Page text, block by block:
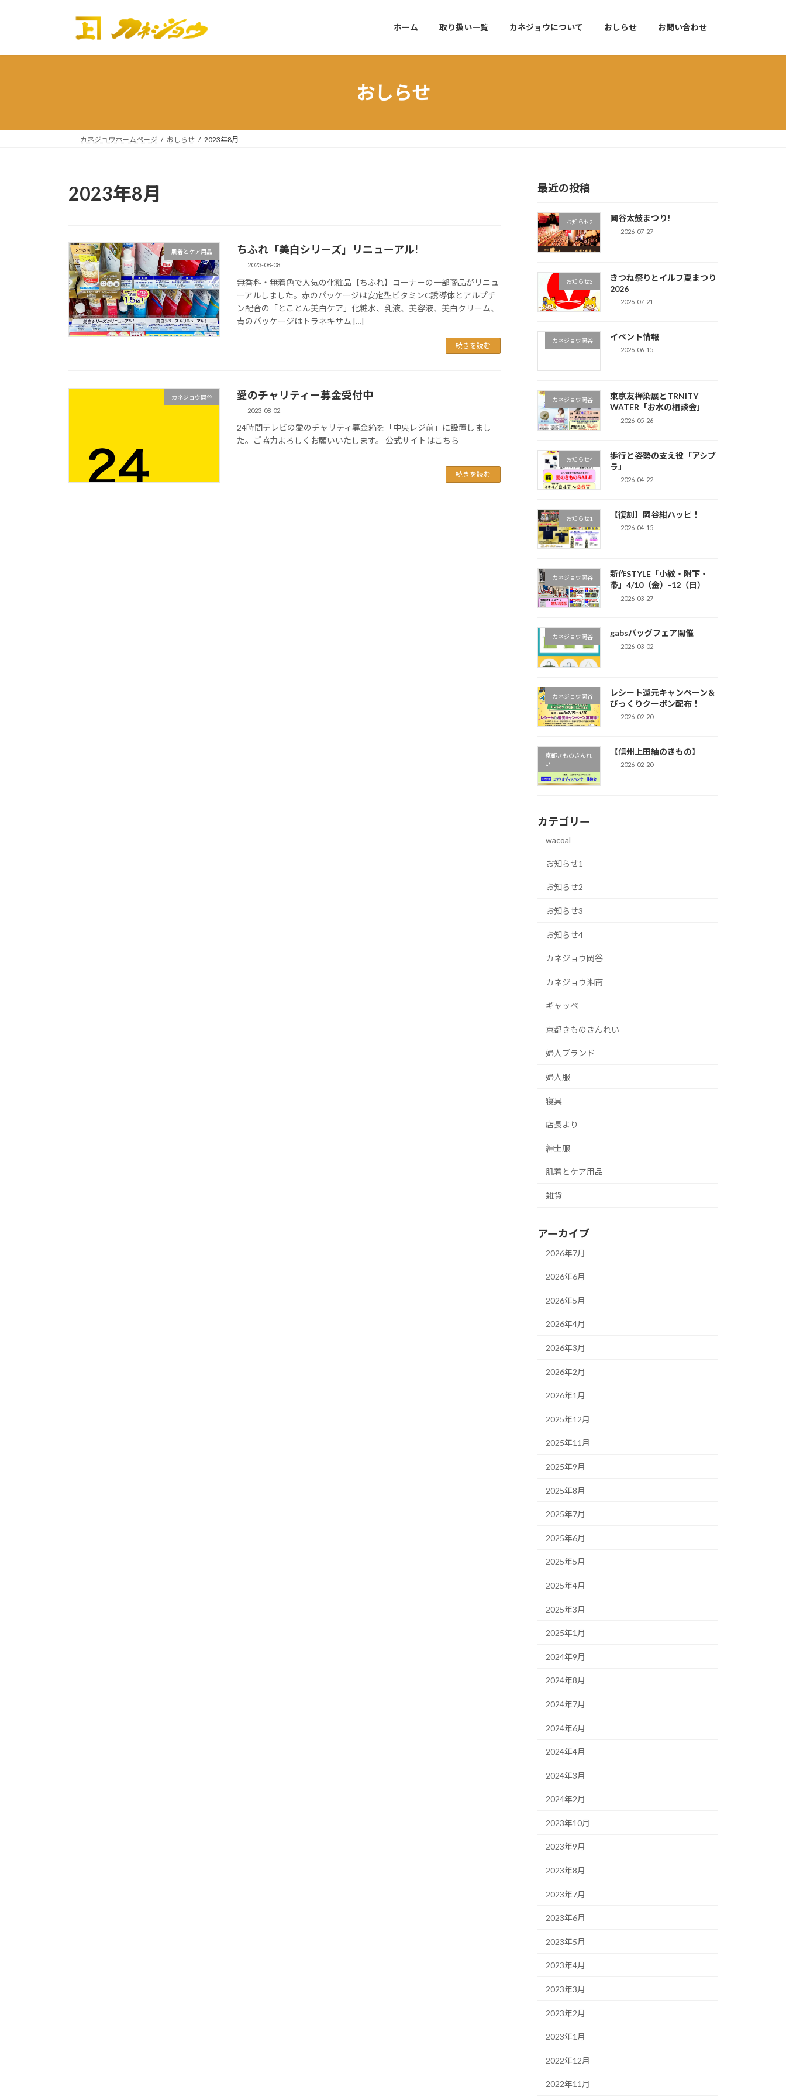
プ
動
ホーム 取り扱い一覧 カネジョウについて おしらせ お問い合わせ
おしらせ
カネジョウホームページ おしらせ 2023年8月
2023年8月
肌着とケア用品 ちふれ「美白シリーズ」リニューアル!
2023-08-08
無香料・無着色で人気の化粧品【ちふれ】コーナーの一部商品がリニュ
ーアルしました。赤のパッケージは安定型ビタミンC誘導体とアルプチ
ン配合の「とことん美白ケア」化粧水、乳液、美容液、美白クリーム、
青のパッケージはトラネキサム […]
続きを読む
カネジョウ岡谷 愛のチャリティー募金受付中
2023-08-02
24時間テレビの愛のチャリティ募金箱を「中央レジ前」に設置しまし
た。ご協力よろしくお願いいたします。 公式サイトはこちら
続きを読む
最近の投稿
お知らせ2 岡谷太鼓まつり!
2026-07-27
お知らせ3
きつね祭りとイルフ夏まつり
2026
2026-07-21
カネジョウ岡谷 イベント情報
2026-06-15
カネジョウ岡谷
東京友禅染展とTRNITY
WATER「お水の相談会」
2026-05-26
お知らせ4
歩行と姿勢の支え役「アシブ
ラ」
2026-04-22
お知らせ1 【復刻】岡谷紺ハッピ！
2026-04-15
カネジョウ岡谷
新作STYLE「小紋・附下・
帯」4/10（金）-12（日）
2026-03-27
カネジョウ岡谷 gabsバッグフェア開催
2026-03-02
カネジョウ岡谷
レシート還元キャンペーン＆
びっくりクーポン配布！
2026-02-20
京都きものきんれ
い
【信州上田紬のきもの】
2026-02-20
カテゴリー
wacoal
お知らせ1
お知らせ2
お知らせ3
お知らせ4
カネジョウ岡谷
カネジョウ湘南
ギャッベ
京都きものきんれい
婦人ブランド
婦人服
寝具
店長より
紳士服
肌着とケア用品
雑貨
アーカイブ
2026年7月
2026年6月
2026年5月
2026年4月
2026年3月
2026年2月
2026年1月
2025年12月
2025年11月
2025年9月
2025年8月
2025年7月
2025年6月
2025年5月
2025年4月
2025年3月
2025年1月
2024年9月
2024年8月
2024年7月
2024年6月
2024年4月
2024年3月
2024年2月
2023年10月
2023年9月
2023年8月
2023年7月
2023年6月
2023年5月
2023年4月
2023年3月
2023年2月
2023年1月
2022年12月
2022年11月